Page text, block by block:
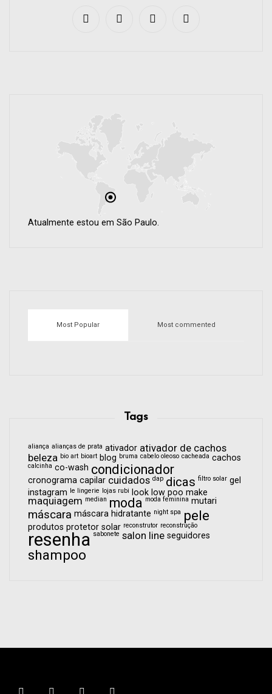
Atualmente estou em São Paulo.
Most Popular Most commented
Tags
aliança alianças de prata ativador ativador de cachos
beleza bio art bioart blog bruma cabelo oleoso cacheada cachos
calcinha co-wash condicionador
cronograma capilar cuidados dap dicas filtro solar gel
instagram le lingerie lojas rubi look low poo make
maquiagem median moda moda feminina mutari
máscara máscara hidratante night spa pele
produtos protetor solar reconstrutor reconstrução
resenha sabonete salon line seguidores
shampoo